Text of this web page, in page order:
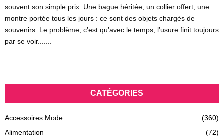
souvent son simple prix. Une bague héritée, un collier offert, une
montre portée tous les jours : ce sont des objets chargés de
souvenirs. Le problème, c’est qu’avec le temps, l’usure finit toujours
par se voir.......
CATÉGORIES
Accessoires Mode
(360)
Alimentation
(72)